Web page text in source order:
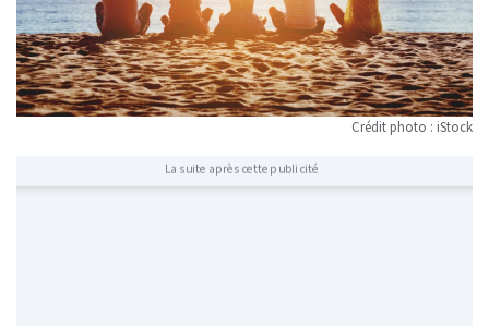
Crédit photo : iStock
La suite après cette publicité